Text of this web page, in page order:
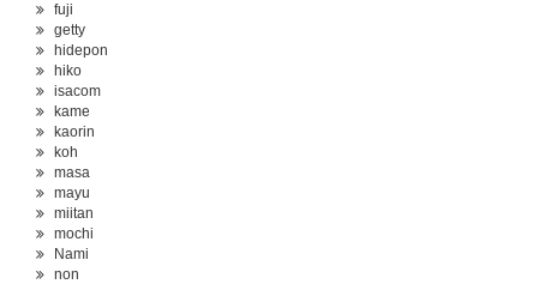
fuji
getty
hidepon
hiko
isacom
kame
kaorin
koh
masa
mayu
miitan
mochi
Nami
non